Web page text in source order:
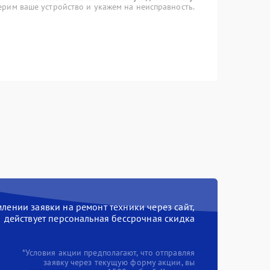
ваше устройство и укажем на неисправность.
заявки на ремонт техники через сайт,
действует персональная бессрочная скидка
*Условия акции предполагают, что отправляя
заявку через текущую форму акции, вы